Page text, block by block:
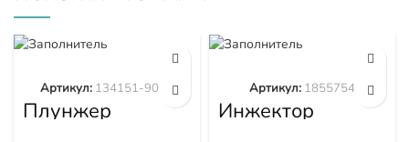
Плунжер
134151-9020
Артикул: 134151-9020
Инжектор
1855754
Артикул: 1855754